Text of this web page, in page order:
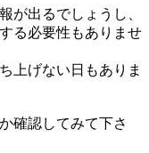
が出るでしょうし、
る必要性もありませ
上げない日もありま
確認してみて下さ